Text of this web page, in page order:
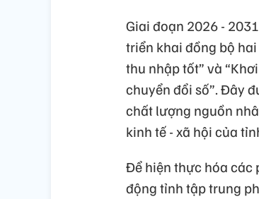
Giai đoạn 2026 -
triển khai đồng bộ
thu nhập tốt” và
chuyển đổi số”. Đây
chất lượng nguồn
kinh tế - xã hội của
Để hiện thực hóa các
động tỉnh tập trung